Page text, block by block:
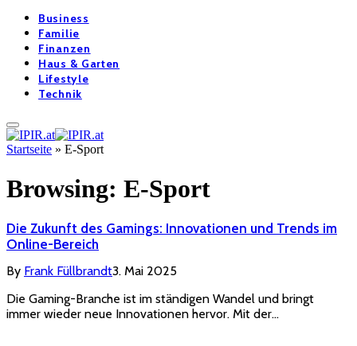
Business
Familie
Finanzen
Haus & Garten
Lifestyle
Technik
Startseite » E-Sport
Browsing: E-Sport
Die Zukunft des Gamings: Innovationen und Trends im
Online-Bereich
By Frank Füllbrandt3. Mai 2025
Die Gaming-Branche ist im ständigen Wandel und bringt
immer wieder neue Innovationen hervor. Mit der…